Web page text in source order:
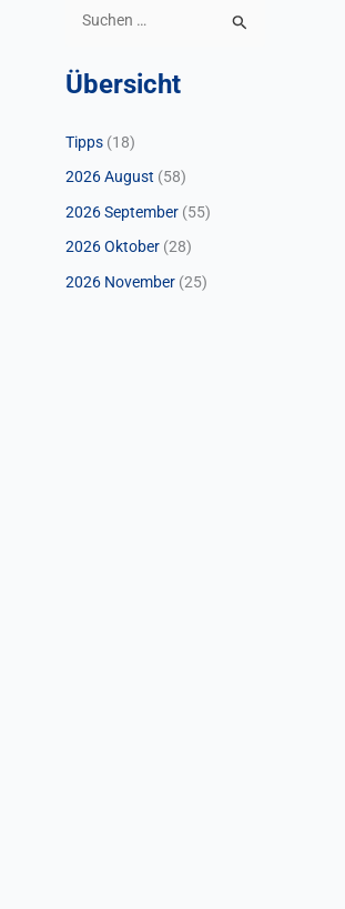
c
e
n
n
a
c
Übersicht
Tipps (18)
2026 August (58)
2026 September (55)
2026 Oktober (28)
2026 November (25)